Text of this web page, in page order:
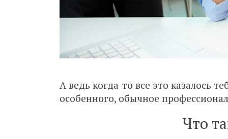
А ведь когда-то все это казалось
особенного, обычное
Что